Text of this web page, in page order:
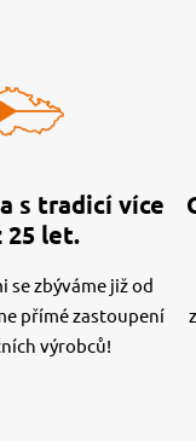
s tradicí více
25 let.
se zbýváme již od
přímé zastoupení
výrobců!